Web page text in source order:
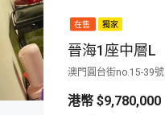
在售 獨家
晉海1座中層L
澳門圓台街no.15-39號
$9,780,000